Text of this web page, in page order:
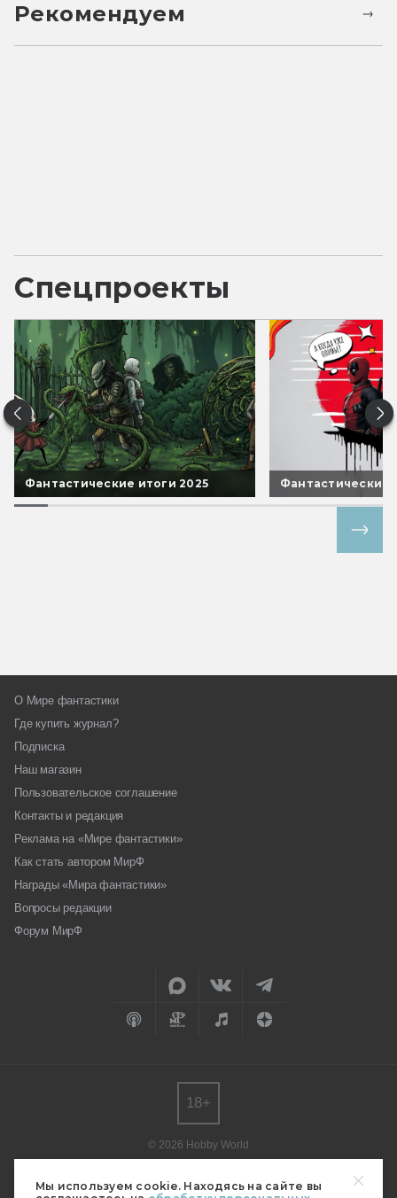
Мы используем cookie. Находясь на сайте вы
Рекомендуем
Спецпроекты
Фантастические итоги 2025 Фантастические
О Мире фантастики
Где купить журнал?
Подписка
Наш магазин
Пользовательское соглашение
Контакты и редакция
Реклама на «Мире фантастики»
Как стать автором МирФ
Награды «Мира фантастики»
Вопросы редакции
Форум МирФ
© 2026 Hobby World
редакции.
18+